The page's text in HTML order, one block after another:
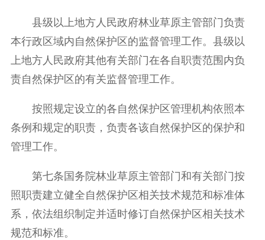
县级以上地方人民政府林业草原主管部门负责
本行政区域内自然保护区的监督管理工作。县级以
上地方人民政府其他有关部门在各自职责范围内负
责自然保护区的有关监督管理工作。
按照规定设立的各自然保护区管理机构依照本
条例和规定的职责，负责各该自然保护区的保护和
管理工作。
第七条国务院林业草原主管部门和有关部门按
照职责建立健全自然保护区相关技术规范和标准体
系，依法组织制定并适时修订自然保护区相关技术
规范和标准。